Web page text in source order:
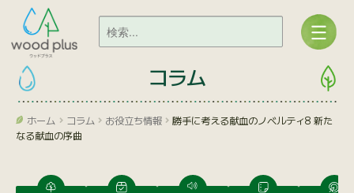
コラム
ホーム コラム お役立ち情報
勝手に考える献血のノベルティ8 新た
なる献血の序曲